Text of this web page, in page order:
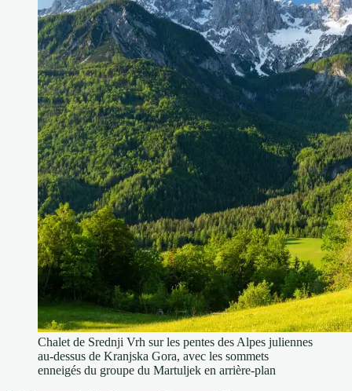
Chalet de Srednji Vrh sur les pentes des Alpes juliennes
au-dessus de Kranjska Gora, avec les sommets
enneigés du groupe du Martuljek en arrière-plan